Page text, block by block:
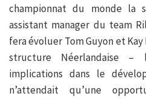
championnat du monde la
assistant manager du team
fera évoluer Tom Guyon et
structure Néerlandaise –
implications dans le
n’attendait qu’une